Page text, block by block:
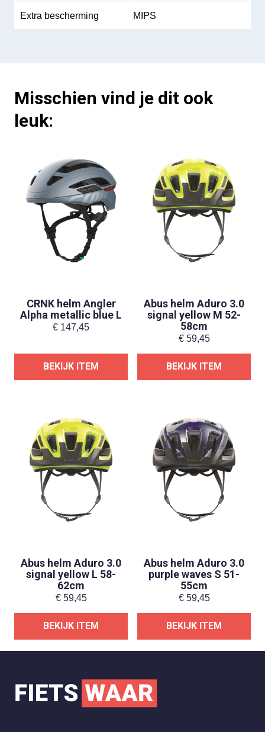
Extra bescherming MIPS
Misschien vind je dit ook
leuk:
CRNK helm Angler
Alpha metallic blue L
€ 147,45
BEKIJK ITEM
Abus helm Aduro 3.0
signal yellow M 52-
58cm
€59,45
BEKIJK ITEM
Abus helm Aduro 3.0
signal yellow L 58-
62cm
€59,45
BEKIJK ITEM
Abus helm Aduro 3.0
purple waves S 51-
55cm
€59,45
BEKIJK ITEM